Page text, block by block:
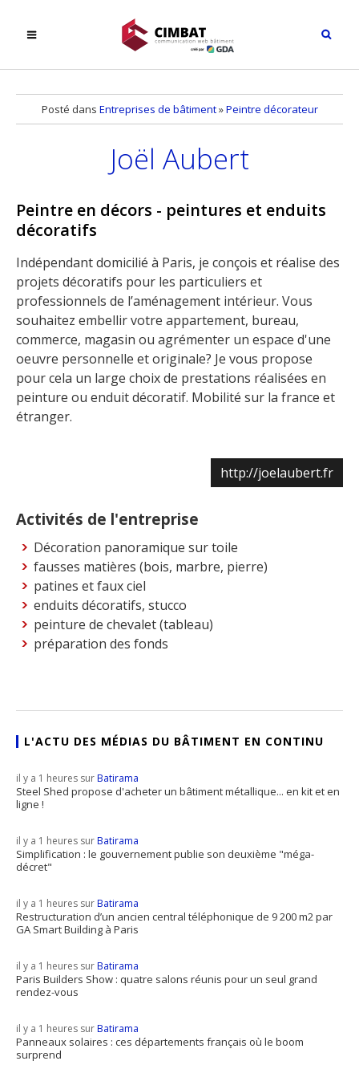
Posté dans Entreprises de bâtiment»Peintre décorateur
Joël Aubert
Peintre en décors - peintures et enduits
décoratifs
Indépendant domicilié à Paris, je conçois et réalise des
projets décoratifs pour les particuliers et
professionnels de l’aménagement intérieur. Vous
souhaitez embellir votre appartement, bureau,
commerce, magasin ou agrémenter un espace d'une
oeuvre personnelle et originale? Je vous propose
pour cela un large choix de prestations réalisées en
peinture ou enduit décoratif. Mobilité sur la france et
étranger.
http://joelaubert.fr
Activités de l'entreprise
Décoration panoramique sur toile
fausses matières (bois, marbre, pierre)
patines et faux ciel
enduits décoratifs, stucco
peinture de chevalet (tableau)
préparation des fonds
L'ACTU DES MÉDIAS DU BÂTIMENT EN CONTINU
il y a 1 heures surBatirama
Steel Shed propose d'acheter un bâtiment métallique... en kit et en
ligne !
il y a 1 heures surBatirama
Simplification : le gouvernement publie son deuxième "méga-
décret"
il y a 1 heures surBatirama
Restructuration d’un ancien central téléphonique de 9 200 m2 par
GA Smart Building à Paris
il y a 1 heures surBatirama
Paris Builders Show : quatre salons réunis pour un seul grand
rendez-vous
il y a 1 heures surBatirama
Panneaux solaires : ces départements français où le boom
surprend